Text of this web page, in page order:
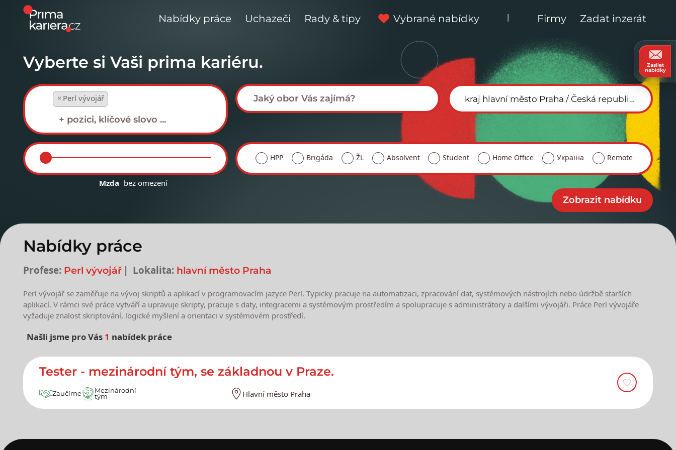
Nabídky práce Uchazeči Rady & tipy Vybrané nabídky | Firmy Zadat inzerát
Vyberte si Vaši prima kariéru.
× Perl vývojář
Mzda bez omezení
HPP Brigáda ŽL Absolvent Student Home Office Україна Remote
Nabídky práce
Profese: Perl vývojář Lokalita: hlavní město Praha
Perl vývojář se zaměřuje na vývoj skriptů a aplikací v programovacím jazyce Perl. Typicky pracuje na automatizaci, zpracování dat, systémových nástrojích nebo údržbě starších
aplikací. V rámci své práce vytváří a upravuje skripty, pracuje s daty, integracemi a systémovým prostředím a spolupracuje s administrátory a dalšími vývojáři. Práce Perl vývojáře
vyžaduje znalost skriptování, logické myšlení a orientaci v systémovém prostředí.
Našli jsme pro Vás 1 nabídek práce
Nejnovější nabídky práce
Tester - mezinárodní tým, se základnou v Praze.
Zaučíme
Mezinárodní
tým
Hlavní město Praha
Zasílat
nabídky